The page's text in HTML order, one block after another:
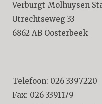
Verburgt-Molhuysen
Utrechtseweg 33
6862 AB Oosterbeek
Telefoon: 026 3397220
Fax: 026 3391179